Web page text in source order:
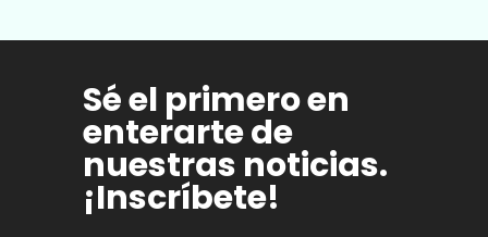
Sé el primero en
enterarte de
nuestras noticias.
¡Inscríbete!